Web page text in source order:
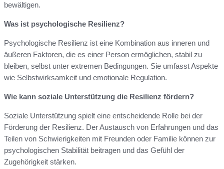
bewältigen.
Was ist psychologische Resilienz?
Psychologische Resilienz ist eine Kombination aus inneren und
äußeren Faktoren, die es einer Person ermöglichen, stabil zu
bleiben, selbst unter extremen Bedingungen. Sie umfasst Aspekte
wie Selbstwirksamkeit und emotionale Regulation.
Wie kann soziale Unterstützung die Resilienz fördern?
Soziale Unterstützung spielt eine entscheidende Rolle bei der
Förderung der Resilienz. Der Austausch von Erfahrungen und das
Teilen von Schwierigkeiten mit Freunden oder Familie können zur
psychologischen Stabilität beitragen und das Gefühl der
Zugehörigkeit stärken.